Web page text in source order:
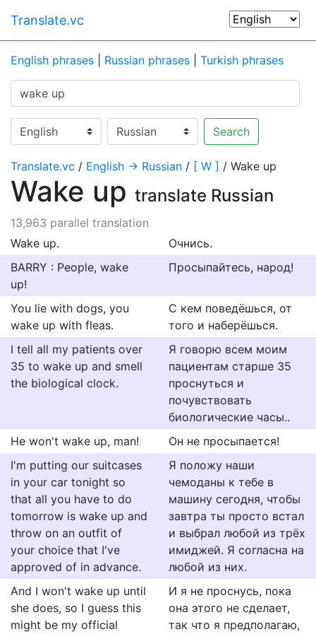
Translate.vc
English phrases Russian phrases Turkish phrases
Search
Translate.vc / English → Russian / [ W ] / Wake up
Wake up translate Russian
13,963 parallel translation
Wake up.
Очнись.
BARRY : People, wake
up!
Просыпайтесь, народ!
You lie with dogs, you
wake up with fleas.
С кем поведёшься, от
того и наберёшься.
I tell all my patients over
35 to wake up and smell
the biological clock.
Я говорю всем моим
пациентам старше 35
проснуться и
почувствовать
биологические часы..
He won't wake up, man!
Он не просыпается!
I'm putting our suitcases
in your car tonight so
that all you have to do
tomorrow is wake up and
throw on an outfit of
your choice that I've
approved of in advance.
Я положу наши
чемоданы к тебе в
машину сегодня, чтобы
завтра ты просто встал
и выбрал любой из трёх
имиджей. Я согласна на
любой из них.
And I won't wake up until
she does, so I guess this
might be my official
И я не проснусь, пока
она этого не сделает,
так что я предполагаю,